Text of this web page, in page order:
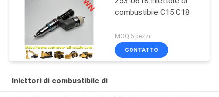
combustibile C15 C18
MOQ:6 pezzi
CONTATTO
Iniettori di combustibile di